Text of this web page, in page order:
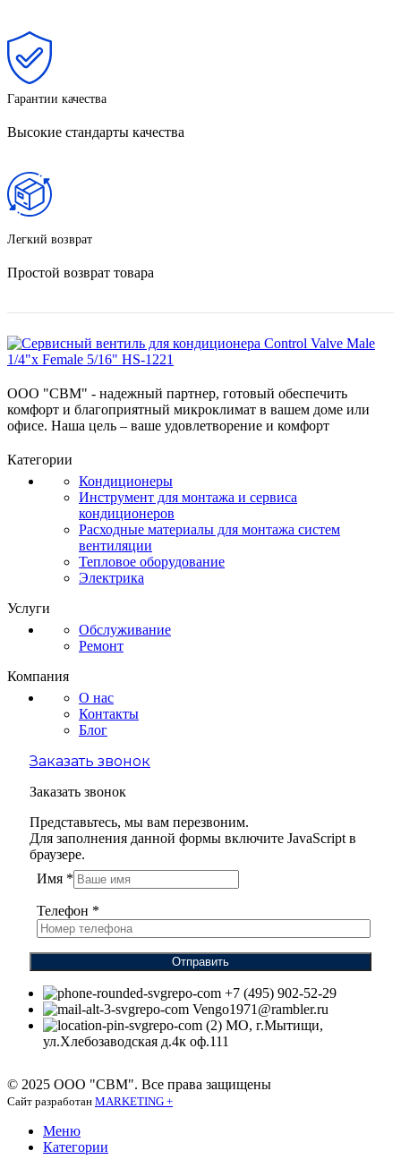
Гарантии качества
Высокие стандарты качества
Легкий возврат
Простой возврат товара
ООО "СВМ" - надежный партнер, готовый обеспечить
комфорт и благоприятный микроклимат в вашем доме или
офисе. Наша цель – ваше удовлетворение и комфорт
Категории
Кондиционеры
Инструмент для монтажа и сервиса
кондиционеров
Расходные материалы для монтажа систем
вентиляции
Тепловое оборудование
Электрика
Услуги
Обслуживание
Ремонт
Компания
О нас
Контакты
Блог
Заказать звонок
Заказать звонок
Представьтесь, мы вам перезвоним.
Для заполнения данной формы включите JavaScript в
браузере.
Имя *
Телефон *
Отправить
+7 (495) 902-52-29
Vengo1971@rambler.ru
МО, г.Мытищи,
ул.Хлебозаводская д.4к оф.111
© 2025 ООО "СВМ". Все права защищены
Сайт разработан MARKETING +
Меню
Категории